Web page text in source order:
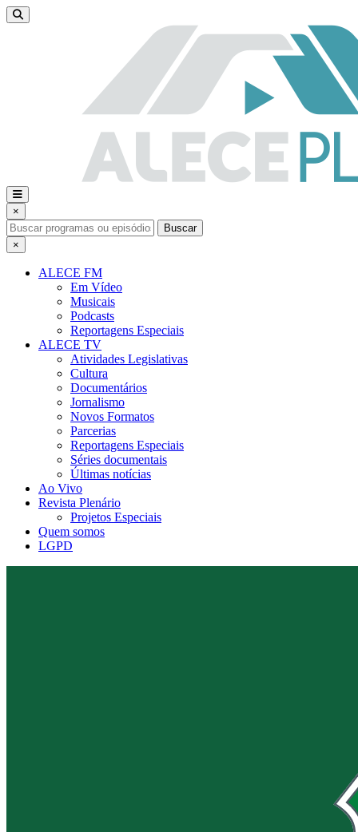
×
Buscar
×
ALECE FM
Em Vídeo
Musicais
Podcasts
Reportagens Especiais
ALECE TV
Atividades Legislativas
Cultura
Documentários
Jornalismo
Novos Formatos
Parcerias
Reportagens Especiais
Séries documentais
Últimas notícias
Ao Vivo
Revista Plenário
Projetos Especiais
Quem somos
LGPD